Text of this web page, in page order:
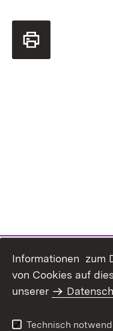
Informationen zum
von Cookies auf
unserer
Technisch